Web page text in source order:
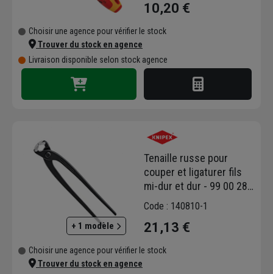
10,20 €
Choisir une agence pour vérifier le stock
Trouver du stock en agence
Livraison disponible selon stock agence
+ 1 modèle
Tenaille russe pour
couper et ligaturer fils
mi-dur et dur - 99 00 280
Knipex - Longueur 280
Code : 140810-1
21,13 €
Choisir une agence pour vérifier le stock
Trouver du stock en agence